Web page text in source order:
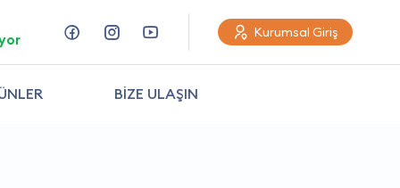
Kurumsal Giriş
BİZE ULAŞIN